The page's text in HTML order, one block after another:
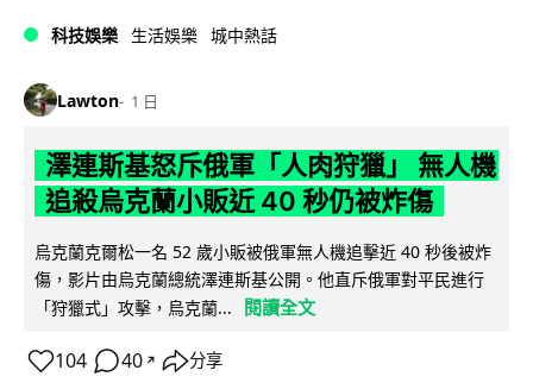
科技娛樂 生活娛樂 城中熱話
Lawton 1 日
澤連斯基怒斥俄軍「人肉狩獵」 無人機
追殺烏克蘭小販近 40 秒仍被炸傷
烏克蘭克爾松一名 52 歲小販被俄軍無人機追擊近 40 秒後被炸
傷，影片由烏克蘭總統澤連斯基公開。他直斥俄軍對平民進行
「狩獵式」攻擊，烏克蘭...
閱讀全文
104 40 ↗ 分享